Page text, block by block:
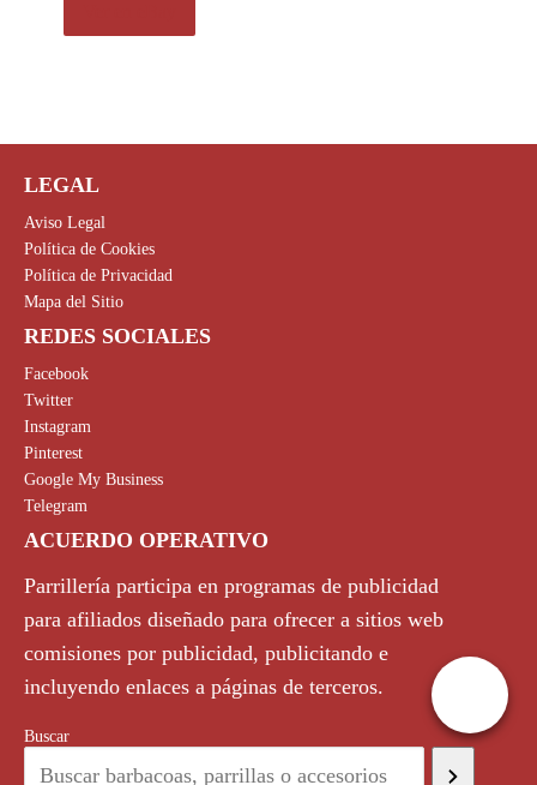
LEGAL
Aviso Legal
Política de Cookies
Política de Privacidad
Mapa del Sitio
REDES SOCIALES
Facebook
Twitter
Instagram
Pinterest
Google My Business
Telegram
ACUERDO OPERATIVO
Parrillería participa en programas de publicidad
para afiliados diseñado para ofrecer a sitios web
comisiones por publicidad, publicitando e
incluyendo enlaces a páginas de terceros.
Buscar